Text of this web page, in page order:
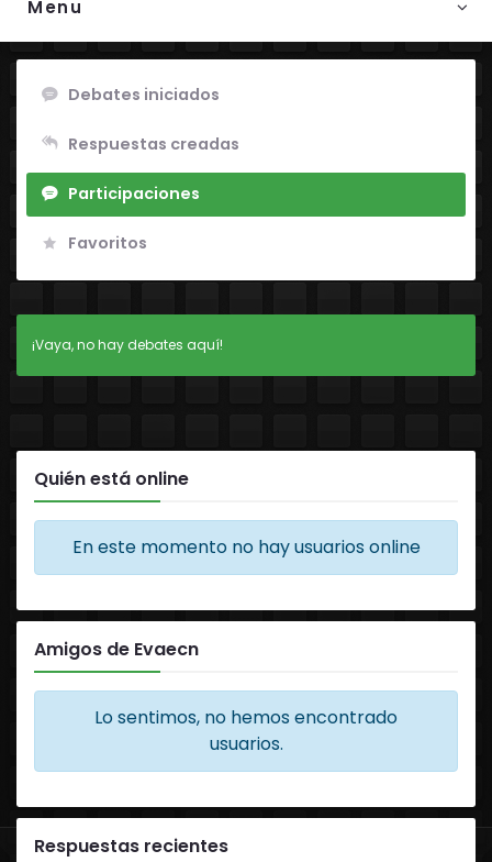
Menu
Debates iniciados
Respuestas creadas
Participaciones
Favoritos
¡Vaya, no hay debates aquí!
Quién está online
En este momento no hay usuarios online
Amigos de Evaecn
Lo sentimos, no hemos encontrado
usuarios.
Respuestas recientes